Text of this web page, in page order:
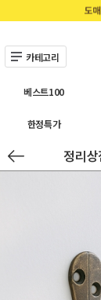
카테고리
베스트100
한정특가
정리